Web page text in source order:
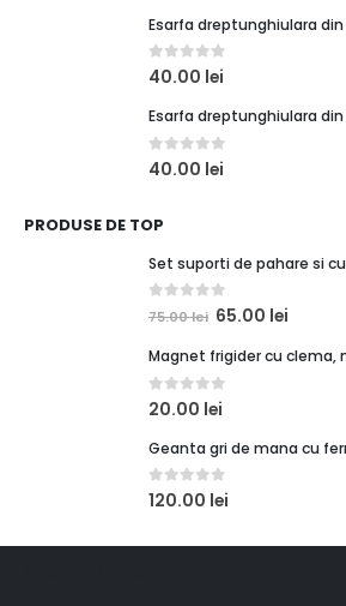
0out of 5
40.00 lei
0out of 5
40.00 lei
PRODUSE DE TOP
0out of 5
75.00lei 65.00 lei
Magnet frigider cu clema,
0out of 5
20.00 lei
0out of 5
120.00 lei